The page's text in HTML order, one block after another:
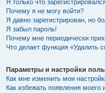
Я только что
Почему я не могу войти?
Я давно зарегистрирован, но
Я забыл пароль!
Почему мне периодически
Что делает функция «Удалить
Параметры и настройки
Как мне изменить мои
Как избежать появления